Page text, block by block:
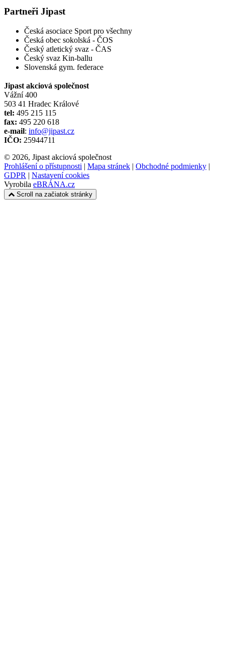
Partneři Jipast
Česká asociace Sport pro všechny
Česká obec sokolská - ČOS
Český atletický svaz - ČAS
Český svaz Kin-ballu
Slovenská gym. federace
Jipast akciová společnost
Vážní 400
503 41 Hradec Králové
tel: 495 215 115
fax: 495 220 618
e-mail: info@jipast.cz
IČO: 25944711
© 2026, Jipast akciová společnost
Prohlášení o přístupnosti | Mapa stránek | Obchodné podmienky |
GDPR | Nastavení cookies
Vyrobila eBRÁNA.cz
Scroll na začiatok stránky